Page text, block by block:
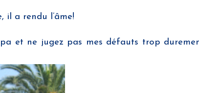
il a rendu l’âme!
et ne jugez pas mes défauts trop